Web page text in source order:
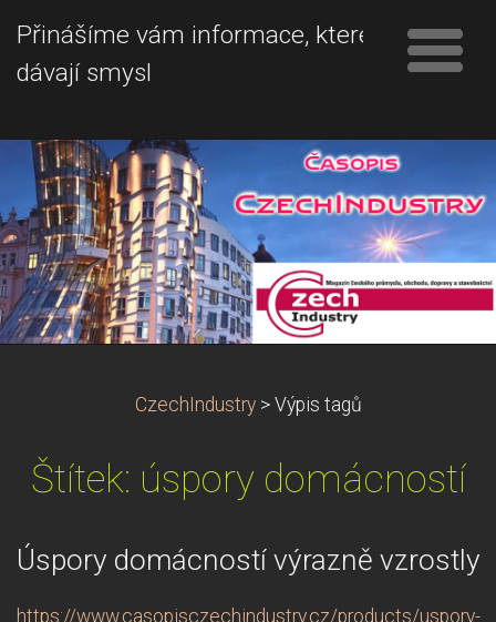
Přinášíme vám informace, které
dávají smysl
CzechIndustry > Výpis tagů
Štítek: úspory domácností
Úspory domácností výrazně vzrostly
https://www.casopisczechindustry.cz/products/uspory-